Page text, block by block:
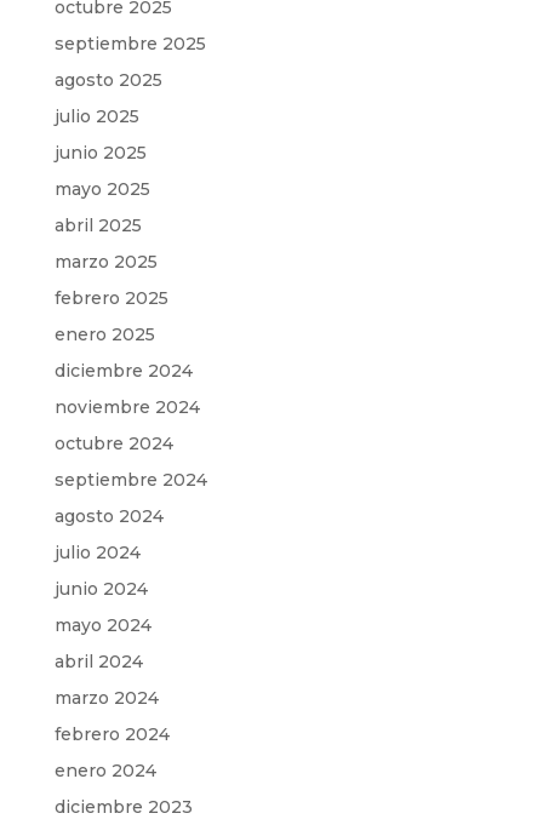
octubre 2025
septiembre 2025
agosto 2025
julio 2025
junio 2025
mayo 2025
abril 2025
marzo 2025
febrero 2025
enero 2025
diciembre 2024
noviembre 2024
octubre 2024
septiembre 2024
agosto 2024
julio 2024
junio 2024
mayo 2024
abril 2024
marzo 2024
febrero 2024
enero 2024
diciembre 2023